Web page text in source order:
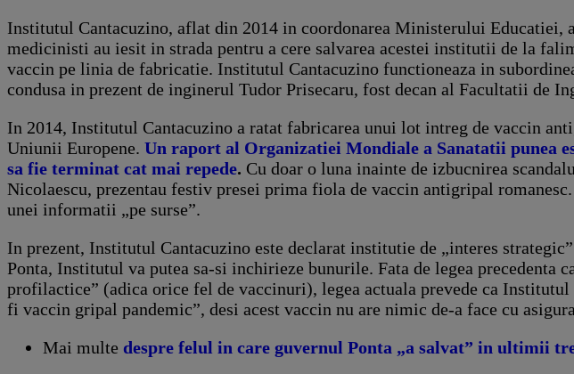
Institutul Cantacuzino, aflat din 2014 in coordonarea Ministerului Educatiei,
medicinisti au iesit in strada pentru a cere salvarea acestei institutii de la
vaccin pe linia de fabricatie. Institutul Cantacuzino functioneaza in
condusa in prezent de inginerul Tudor Prisecaru, fost decan al Facultatii de
In 2014, Institutul Cantacuzino a ratat fabricarea unui lot intreg de vaccin
Uniunii Europene. Un raport al Organizatiei Mondiale a Sanatatii punea
sa fie terminat cat mai repede. Cu doar o luna inainte de izbucnirea
Nicolaescu, prezentau festiv presei prima fiola de vaccin antigripal
unei informatii „pe surse”.
In prezent, Institutul Cantacuzino este declarat institutie de „interes
Ponta, Institutul va putea sa-si inchirieze bunurile. Fata de legea precedenta
profilactice” (adica orice fel de vaccinuri), legea actuala prevede ca
fi vaccin gripal pandemic”, desi acest vaccin nu are nimic de-a face cu
Mai multe despre felul in care guvernul Ponta „a salvat” in ultimii